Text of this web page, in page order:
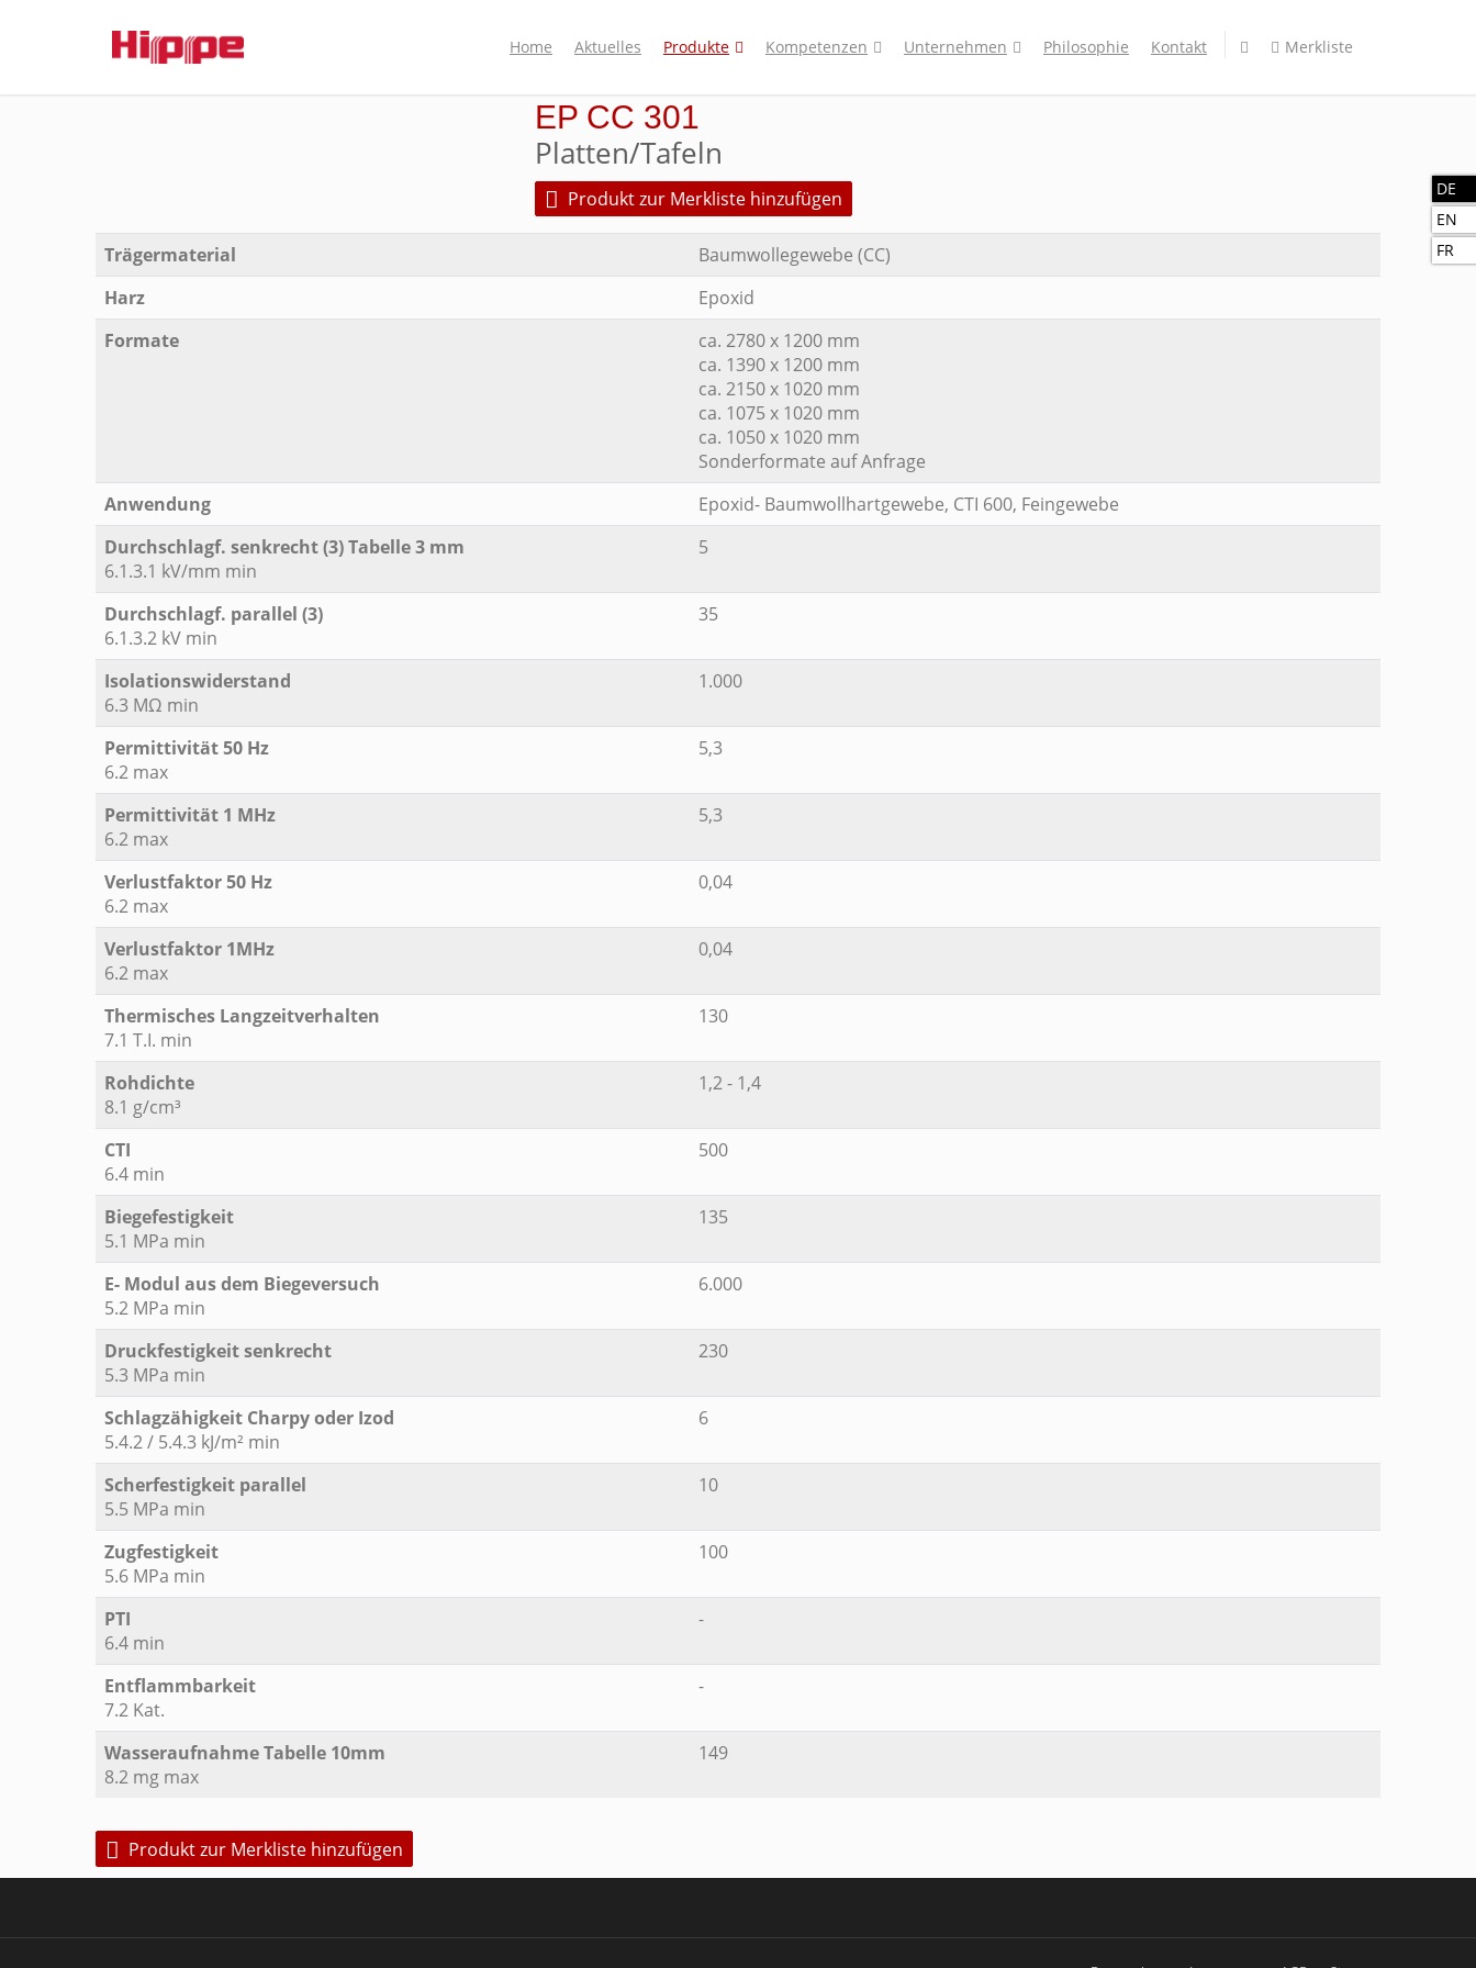
Home Aktuelles Produkte Kompetenzen Unternehmen Philosophie Kontakt Merkliste
EP CC 301
Platten/Tafeln
Produkt zur Merkliste hinzufügen
Trägermaterial
Baumwollegewebe (CC)
Harz
Epoxid
Formate
ca. 2780 x 1200 mm
ca. 1390 x 1200 mm
ca. 2150 x 1020 mm
ca. 1075 x 1020 mm
ca. 1050 x 1020 mm
Sonderformate auf Anfrage
Anwendung
Epoxid- Baumwollhartgewebe, CTI 600, Feingewebe
Durchschlagf. senkrecht (3) Tabelle 3 mm
6.1.3.1 kV/mm min
5
Durchschlagf. parallel (3)
6.1.3.2 kV min
35
Isolationswiderstand
6.3 MΩ min
1.000
Permittivität 50 Hz
6.2 max
5,3
Permittivität 1 MHz
6.2 max
5,3
Verlustfaktor 50 Hz
6.2 max
0,04
Verlustfaktor 1MHz
6.2 max
0,04
Thermisches Langzeitverhalten
7.1 T.I. min
130
Rohdichte
8.1 g/cm³
1,2 - 1,4
CTI
6.4 min
500
Biegefestigkeit
5.1 MPa min
135
E- Modul aus dem Biegeversuch
5.2 MPa min
6.000
Druckfestigkeit senkrecht
5.3 MPa min
230
Schlagzähigkeit Charpy oder Izod
5.4.2 / 5.4.3 kJ/m² min
6
Scherfestigkeit parallel
5.5 MPa min
10
Zugfestigkeit
5.6 MPa min
100
PTI
6.4 min
-
Entflammbarkeit
7.2 Kat.
-
Wasseraufnahme Tabelle 10mm
8.2 mg max
149
Produkt zur Merkliste hinzufügen
DE
EN
FR